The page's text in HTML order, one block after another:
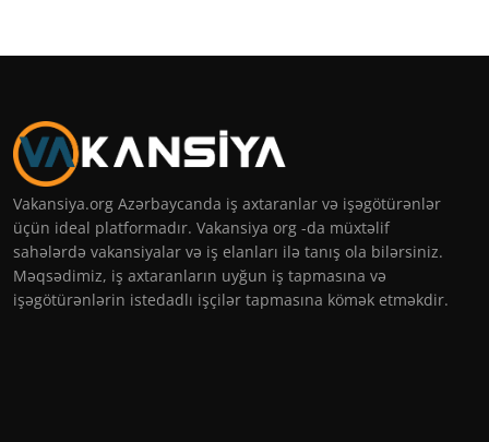
Vakansiya.org Azərbaycanda iş axtaranlar və işəgötürənlər
üçün ideal platformadır. Vakansiya org -da müxtəlif
sahələrdə vakansiyalar və iş elanları ilə tanış ola bilərsiniz.
Məqsədimiz, iş axtaranların uyğun iş tapmasına və
işəgötürənlərin istedadlı işçilər tapmasına kömək etməkdir.